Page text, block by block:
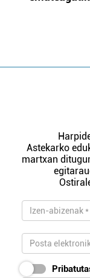
Astekarko
martxan